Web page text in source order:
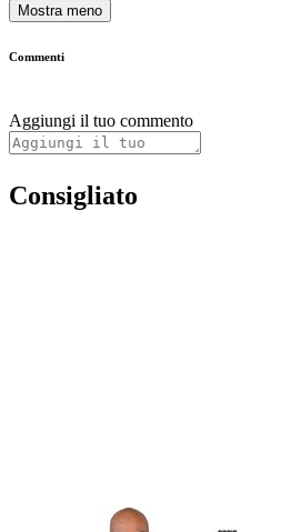
Mostra meno
Commenti
Aggiungi il tuo commento
Consigliato